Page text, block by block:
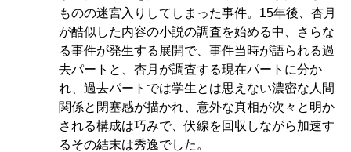
ものの迷宮入りしてしまった事件。15年後、杏月
が酷似した内容の小説の調査を始める中、さらな
る事件が発生する展開で、事件当時が語られる過
去パートと、杏月が調査する現在パートに分か
れ、過去パートでは学生とは思えない濃密な人間
関係と閉塞感が描かれ、意外な真相が次々と明か
される構成は巧みで、伏線を回収しながら加速す
るその結末は秀逸でした。